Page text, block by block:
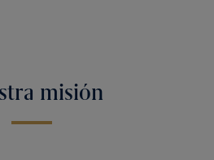
misión